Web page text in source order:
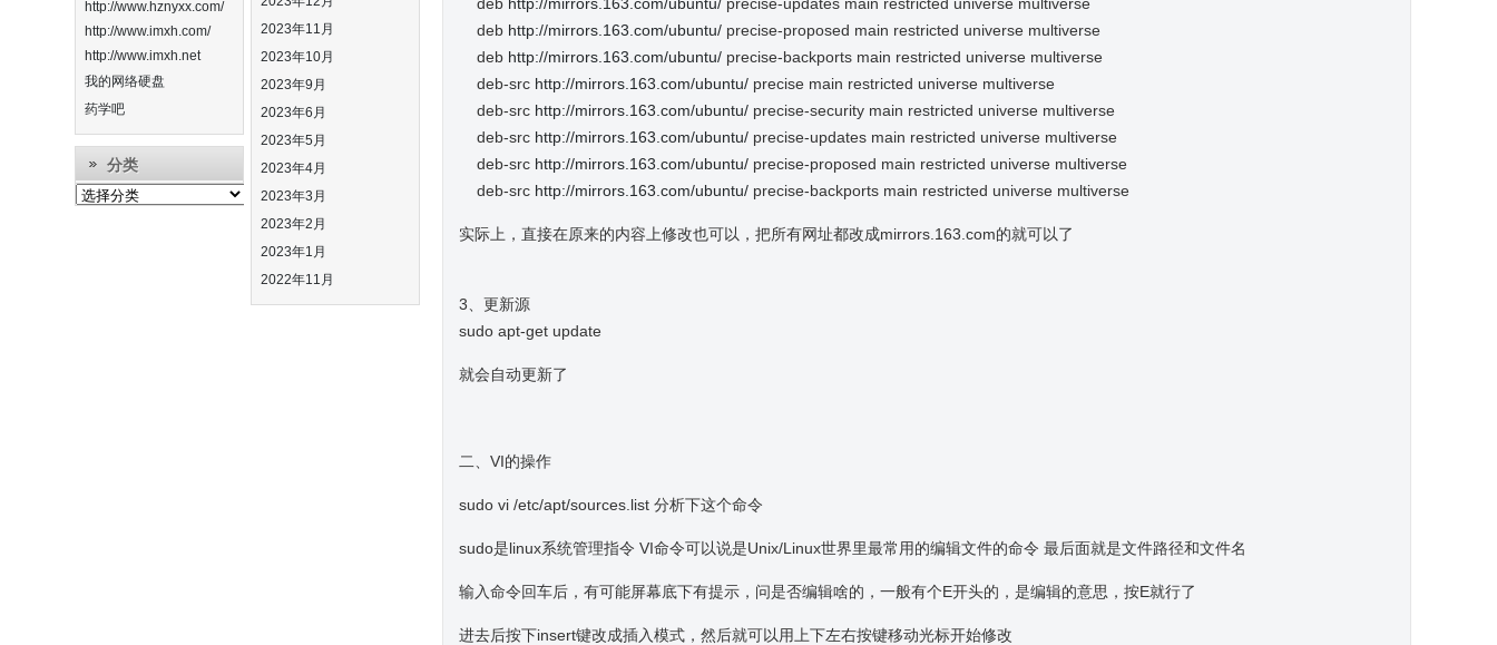
deb http://mirrors.163.com/ubuntu/ precise-proposed main restricted universe multiverse
deb http://mirrors.163.com/ubuntu/ precise-backports main restricted universe multiverse
deb-src http://mirrors.163.com/ubuntu/ precise main restricted universe multiverse
deb-src http://mirrors.163.com/ubuntu/ precise-security main restricted universe multiverse
deb-src http://mirrors.163.com/ubuntu/ precise-updates main restricted universe multiverse
deb-src http://mirrors.163.com/ubuntu/ precise-proposed main restricted universe multiverse
deb-src http://mirrors.163.com/ubuntu/ precise-backports main restricted universe multiverse
实际上，直接在原来的内容上修改也可以，把所有网址都改成mirrors.163.com的就可以了
3、更新源
sudo apt-get update
就会自动更新了
二、VI的操作
sudo vi /etc/apt/sources.list 分析下这个命令
sudo是linux系统管理指令 VI命令可以说是Unix/Linux世界里最常用的编辑文件的命令 最后面就是文件路径和文件名
输入命令回车后，有可能屏幕底下有提示，问是否编辑啥的，一般有个E开头的，是编辑的意思，按E就行了
进去后按下insert键改成插入模式，然后就可以用上下左右按键移动光标开始修改
http://www.hznyxx.com/
http://www.imxh.com/
http://www.imxh.net
我的网络硬盘
药学吧
分类
分
类
2023年11月
2023年10月
2023年9月
2023年6月
2023年5月
2023年4月
2023年3月
2023年2月
2023年1月
2022年11月